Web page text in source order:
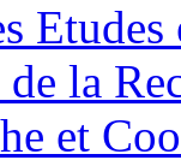
la
et